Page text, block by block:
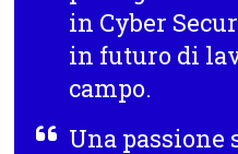
in Cyber
in futuro di
campo.
Una passione